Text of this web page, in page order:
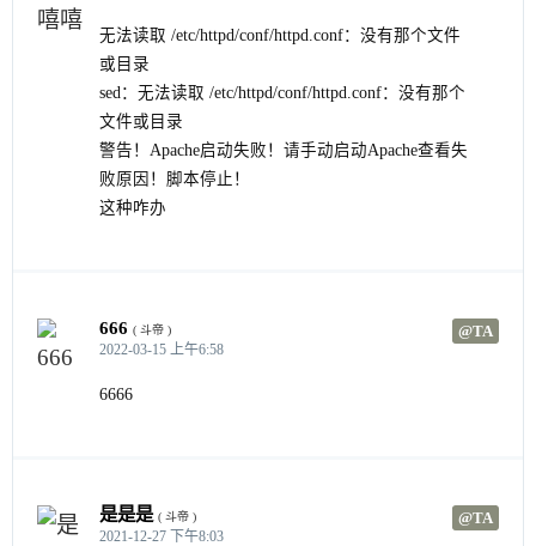
无法读取 /etc/httpd/conf/httpd.conf：没有那个文件
或目录
sed：无法读取 /etc/httpd/conf/httpd.conf：没有那个
文件或目录
警告！Apache启动失败！请手动启动Apache查看失
败原因！脚本停止！
这种咋办
666 @TA
( 斗帝 )
2022-03-15 上午6:58
6666
是是是 @TA
( 斗帝 )
2021-12-27 下午8:03